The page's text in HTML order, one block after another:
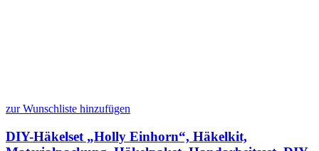
zur Wunschliste hinzufügen
DIY-Häkelset „Holly Einhorn“, Häkelkit,